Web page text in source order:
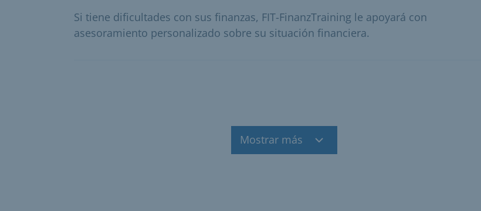
Si tiene dificultades con sus finanzas, FIT-FinanzTraining le apoyará con
asesoramiento personalizado sobre su situación financiera.
Mostrar más